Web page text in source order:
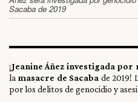
Sacaba de 2019
¡Jeanine Áñez investigada por
la masacre de Sacaba de 2019!
por los delitos de genocidio y